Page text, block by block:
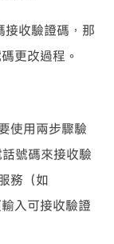
接收驗證碼，那
更改過程。
使用兩步驟驗
號碼來接收驗
務（如
入可接收驗證